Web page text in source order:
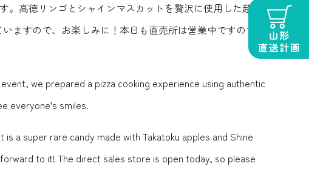
高徳リンゴとシャインマスカットを贅沢に使用した超レ
すので、お楽しみに！本日も直売所は営業中ですので、
we prepared a pizza cooking experience using authentic
everyone’s smiles.
a super rare candy made with Takatoku apples and Shine
to it! The direct sales store is open today, so please